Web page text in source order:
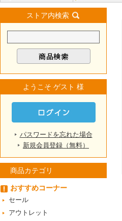
ストア内検索
ようこそ ゲスト 様
パスワードを忘れた場合
新規会員登録（無料）
商品カテゴリ
おすすめコーナー
セール
アウトレット